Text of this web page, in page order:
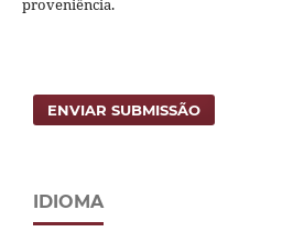
proveniência.
ENVIAR SUBMISSÃO
IDIOMA